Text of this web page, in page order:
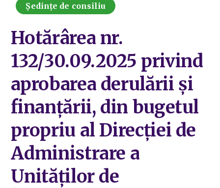
Ședințe de consiliu
Hotărârea nr.
132/30.09.2025 privind
aprobarea derulării și
finanțării, din bugetul
propriu al Direcției de
Administrare a
Unităților de